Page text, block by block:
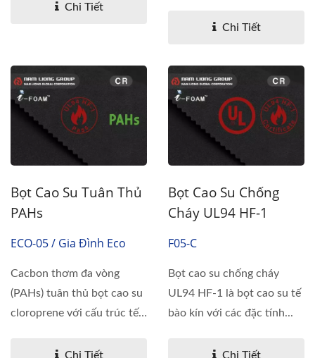
Chi Tiết
Chi Tiết
Bọt Cao Su Tuân Thủ
PAHs
ECO-05 / Gia Đình Eco
Cacbon thơm đa vòng
(PAHs) tuân thủ bọt cao su
cloroprene với cấu trúc tế
Chi Tiết
Bọt Cao Su Chống
Cháy UL94 HF-1
F05-C
Bọt cao su chống cháy
UL94 HF-1 là bọt cao su tế
bào kín với các đặc tính...
Chi Tiết